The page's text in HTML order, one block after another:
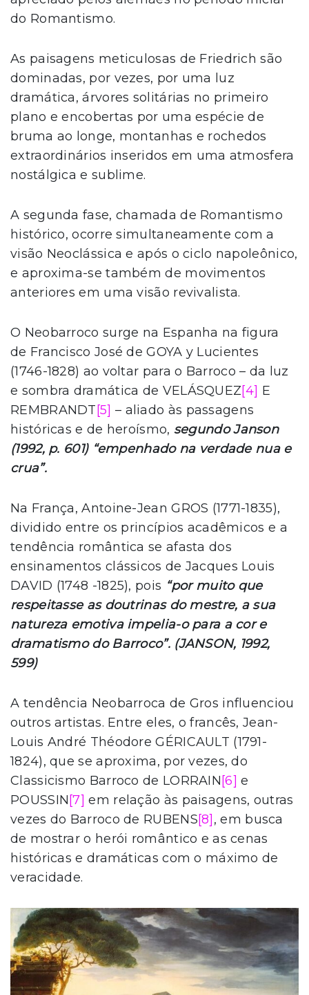
do Romantismo.
As paisagens meticulosas de Friedrich são
dominadas, por vezes, por uma luz
dramática, árvores solitárias no primeiro
plano e encobertas por uma espécie de
bruma ao longe, montanhas e rochedos
extraordinários inseridos em uma atmosfera
nostálgica e sublime.
A segunda fase, chamada de Romantismo
histórico, ocorre simultaneamente com a
visão Neoclássica e após o ciclo napoleônico,
e aproxima-se também de movimentos
anteriores em uma visão revivalista.
O Neobarroco surge na Espanha na figura
de Francisco José de GOYA y Lucientes
(1746-1828) ao voltar para o Barroco – da luz
e sombra dramática de VELÁSQUEZ[4] E
REMBRANDT[5] – aliado às passagens
históricas e de heroísmo, segundo Janson
(1992, p. 601) “empenhado na verdade nua e
crua”.
Na França, Antoine-Jean GROS (1771-1835),
dividido entre os princípios acadêmicos e a
tendência romântica se afasta dos
ensinamentos clássicos de Jacques Louis
DAVID (1748 -1825), pois “por muito que
respeitasse as doutrinas do mestre, a sua
natureza emotiva impelia-o para a cor e
dramatismo do Barroco”. (JANSON, 1992,
599)
A tendência Neobarroca de Gros influenciou
outros artistas. Entre eles, o francês, Jean-
Louis André Théodore GÉRICAULT (1791-
1824), que se aproxima, por vezes, do
Classicismo Barroco de LORRAIN[6] e
POUSSIN[7] em relação às paisagens, outras
vezes do Barroco de RUBENS[8], em busca
de mostrar o herói romântico e as cenas
históricas e dramáticas com o máximo de
veracidade.